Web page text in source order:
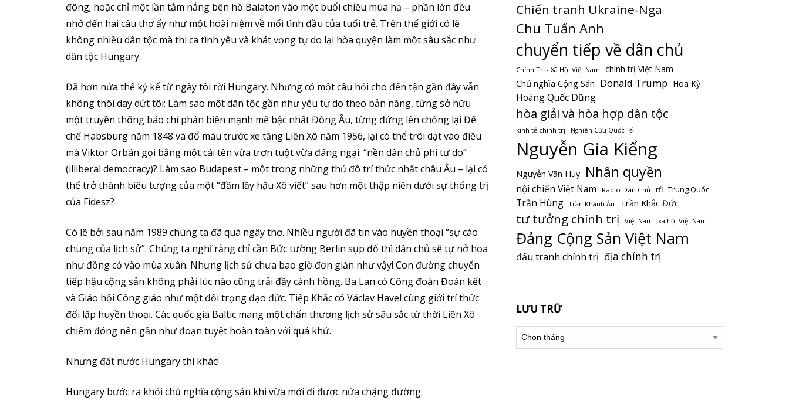
đông; hoặc chỉ một lần tắm nắng bên hồ Balaton vào một buổi chiều mùa hạ – phần lớn đều
nhớ đến hai câu thơ ấy như một hoài niệm về mối tình đầu của tuổi trẻ. Trên thế giới có lẽ
không nhiều dân tộc mà thi ca tình yêu và khát vọng tự do lại hòa quyện làm một sâu sắc như
dân tộc Hungary.
Đã hơn nửa thế kỷ kể từ ngày tôi rời Hungary. Nhưng có một câu hỏi cho đến tận gần đây vẫn
không thôi day dứt tôi: Làm sao một dân tộc gần như yêu tự do theo bản năng, từng sở hữu
một truyền thống báo chí phản biện mạnh mẽ bậc nhất Đông Âu, từng đứng lên chống lại Đế
chế Habsburg năm 1848 và đổ máu trước xe tăng Liên Xô năm 1956, lại có thể trôi dạt vào điều
mà Viktor Orbán gọi bằng một cái tên vừa trơn tuột vừa đáng ngại: “nền dân chủ phi tự do”
(illiberal democracy)? Làm sao Budapest – một trong những thủ đô trí thức nhất châu Âu – lại có
thể trở thành biểu tượng của một “đầm lầy hậu Xô viết” sau hơn một thập niên dưới sự thống trị
của Fidesz?
Có lẽ bởi sau năm 1989 chúng ta đã quá ngây thơ. Nhiều người đã tin vào huyền thoại “sự cáo
chung của lịch sử”. Chúng ta nghĩ rằng chỉ cần Bức tường Berlin sụp đổ thì dân chủ sẽ tự nở hoa
như đồng cỏ vào mùa xuân. Nhưng lịch sử chưa bao giờ đơn giản như vậy! Con đường chuyển
tiếp hậu cộng sản không phải lúc nào cũng trải đầy cánh hồng. Ba Lan có Công đoàn Đoàn kết
và Giáo hội Công giáo như một đối trọng đạo đức. Tiệp Khắc có Václav Havel cùng giới trí thức
đối lập huyền thoại. Các quốc gia Baltic mang một chấn thương lịch sử sâu sắc từ thời Liên Xô
chiếm đóng nên gần như đoạn tuyệt hoàn toàn với quá khứ.
Nhưng đất nước Hungary thì khác!
Hungary bước ra khỏi chủ nghĩa cộng sản khi vừa mới đi được nửa chặng đường.
Chiến tranh Ukraine-Nga
Chu Tuấn Anh
chuyển tiếp về dân chủ
Chính Trị - Xã Hội Việt Nam chính trị Việt Nam
Chủ nghĩa Cộng Sản Donald Trump Hoa Kỳ
Hoàng Quốc Dũng
hòa giải và hòa hợp dân tộc
kinh tế chính trị Nghiên Cứu Quốc Tế
Nguyễn Gia Kiểng
Nguyễn Văn Huy Nhân quyền
nội chiến Việt Nam Radio Dân Chủ rfi Trung Quốc
Trần Hùng Trần Khánh Ân Trần Khắc Đức
tư tưởng chính trị Việt Nam xã hội Việt Nam
Đảng Cộng Sản Việt Nam
đấu tranh chính trị địa chính trị
LƯU TRỮ
Lưu
trữ